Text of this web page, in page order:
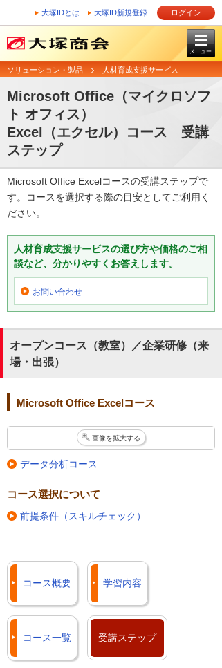
大塚IDとは 大塚ID新規登録 ログイン
メニュー
ソリューション・製品 人材育成支援サービス
Microsoft Office（マイクロソフ
ト オフィス）
Excel（エクセル）コース 受講
ステップ
Microsoft Office Excelコースの受講ステップで
す。コースを選択する際の目安としてご利用く
ださい。
人材育成支援サービスの選び方や価格のご相
談など、分かりやすくお答えします。
お問い合わせ
オープンコース（教室）／企業研修（来
場・出張）
Microsoft Office Excelコース
画像を拡大する
データ分析コース
コース選択について
前提条件（スキルチェック）
コース概要 学習内容
コース一覧 受講ステップ